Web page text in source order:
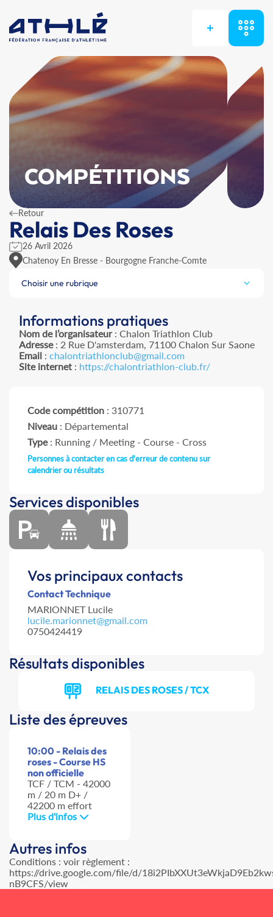
+
COMPÉTITIONS
Retour
Relais Des Roses
26 Avril 2026
Chatenoy En Bresse - Bourgogne Franche-Comte
Choisir une rubrique
Informations pratiques
Nom de l’organisateur: Chalon Triathlon Club
Adresse: 2 Rue D'amsterdam, 71100 Chalon Sur Saone
Email: chalontriathlonclub@gmail.com
Site internet: https://chalontriathlon-club.fr/
Code compétition : 310771
Niveau : Départemental
Type: Running / Meeting - Course - Cross
Personnes à contacter en cas d'erreur de contenu sur
calendrier ou résultats
Services disponibles
Vos principaux contacts
Contact Technique
MARIONNET Lucile
lucile.marionnet@gmail.com
0750424419
Résultats disponibles
RELAIS DES ROSES / TCX
Liste des épreuves
10:00 - Relais des
roses - Course HS
non officielle
TCF / TCM - 42000
m / 20 m D+ /
42200 m effort
Plus d'infos
Autres infos
Conditions : voir règlement :
https://drive.google.com/file/d/
nB9CFS/view